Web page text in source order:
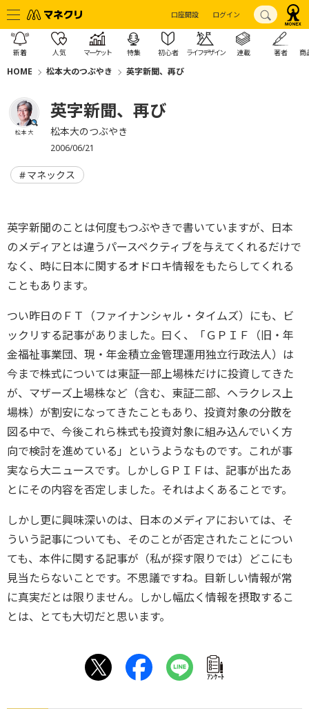
口座開設 ログイン
新着 人気 マーケット 特集 初心者 ライフデザイン 連載 著者 商
HOME 松本大のつぶやき 英字新聞、再び
松本 大
英字新聞、再び
松本大のつぶやき
2006/06/21
マネックス
英字新聞のことは何度もつぶやきで書いていますが、日本
のメディアとは違うパースペクティブを与えてくれるだけで
なく、時に日本に関するオドロキ情報をもたらしてくれる
こともあります。
つい昨日のＦＴ（ファイナンシャル・タイムズ）にも、ビ
ックリする記事がありました。曰く、「ＧＰＩＦ（旧・年
金福祉事業団、現・年金積立金管理運用独立行政法人）は
今まで株式については東証一部上場株だけに投資してきた
が、マザーズ上場株など（含む、東証二部、ヘラクレス上
場株）が割安になってきたこともあり、投資対象の分散を
図る中で、今後これら株式も投資対象に組み込んでいく方
向で検討を進めている」というようなものです。これが事
実なら大ニュースです。しかしＧＰＩＦは、記事が出たあ
とにその内容を否定しました。それはよくあることです。
しかし更に興味深いのは、日本のメディアにおいては、そ
ういう記事についても、そのことが否定されたことについ
ても、本件に関する記事が（私が探す限りでは）どこにも
見当たらないことです。不思議ですね。目新しい情報が常
に真実だとは限りません。しかし幅広く情報を摂取するこ
とは、とても大切だと思います。
ｱﾝｹｰﾄ